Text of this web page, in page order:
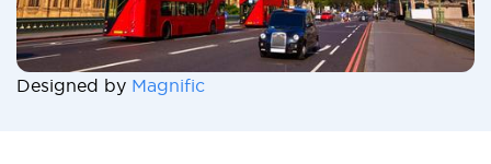
Designed by Magnific